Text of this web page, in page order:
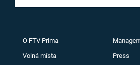
O FTV Prima
Volná místa Press